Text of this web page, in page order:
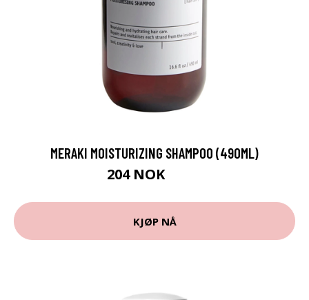
MERAKI MOISTURIZING SHAMPOO (490ML)
204 NOK
KJØP NÅ